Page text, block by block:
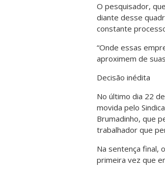
O pesquisador,
diante desse
constante
“Onde essas
aproximem de
Decisão inédita
No último dia 22
movida pelo
Brumadinho, que
trabalhador que
Na sentença final,
primeira vez que